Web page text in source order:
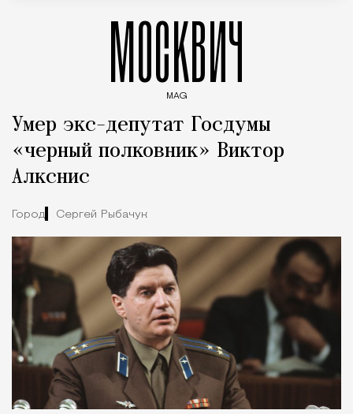
МОСКВИЧ
MAG
Умер экс-депутат Госдумы
«черный полковник» Виктор
Алкснис
Город Сергей Рыбачук